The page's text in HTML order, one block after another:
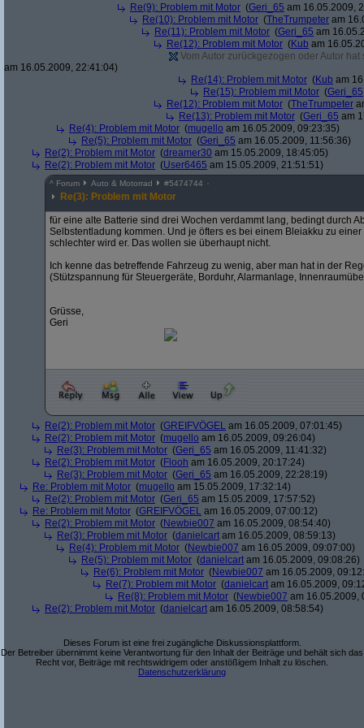
Re(9): Problem mit Motor (Geri_65 am 16.05.2009,
Re(10): Problem mit Motor (TheTrumpeter am
Re(11): Problem mit Motor (Geri_65 am
Re(12): Problem mit Motor (Kub am
Vom Autor zurückgezogen oder Autor
am 16.05.2009, 22:41:04)
Re(14): Problem mit Motor (Kub am
Re(15): Problem mit Motor (Geri_65
Re(12): Problem mit Motor (TheTrumpeter
Re(13): Problem mit Motor (Geri_65 am
Re(4): Problem mit Motor (mugello am 16.05.2009, 09:23:35)
Re(5): Problem mit Motor (Geri_65 am 16.05.2009, 11:56:36)
Re(2): Problem mit Motor (dreamer30 am 15.05.2009, 18:45:05)
Re(2): Problem mit Motor (User6465 am 15.05.2009, 21:51:51)
^ Forum Auto & Motorrad #5474744
Re(3): Problem mit Motor
für eine alte Batterie sind drei Wochen verdammt lang, bedingt durch
Selbstentladung kommen. Und je öfters es bei einem Bleiakku zu
schlechter wird er. Das wollen sie überhaupt nicht.
Ich kenne das betreffende Fahrzeug zu wenig, aber man hat in der
(Stützspannung für Steuergeräte, Borduhr, Alarmanlage,
Grüsse,
Geri
Re(2): Problem mit Motor (GREIFVÖGEL am 16.05.2009, 07:01:45)
Re(2): Problem mit Motor (mugello am 16.05.2009, 09:26:04)
Re(3): Problem mit Motor (Geri_65 am 16.05.2009, 11:41:32)
Re(2): Problem mit Motor (Flooh am 16.05.2009, 20:17:24)
Re(3): Problem mit Motor (Geri_65 am 16.05.2009, 22:28:19)
Re: Problem mit Motor (mugello am 15.05.2009, 17:32:14)
Re(2): Problem mit Motor (Geri_65 am 15.05.2009, 17:57:52)
Re: Problem mit Motor (GREIFVÖGEL am 16.05.2009, 07:00:12)
Re(2): Problem mit Motor (Newbie007 am 16.05.2009, 08:54:40)
Re(3): Problem mit Motor (danielcart am 16.05.2009, 08:59:13)
Re(4): Problem mit Motor (Newbie007 am 16.05.2009, 09:07:00)
Re(5): Problem mit Motor (danielcart am 16.05.2009, 09:08:26)
Re(6): Problem mit Motor (Newbie007 am 16.05.2009,
Re(7): Problem mit Motor (danielcart am 16.05.2009,
Re(8): Problem mit Motor (Newbie007 am 16.05.2009,
Re(2): Problem mit Motor (danielcart am 16.05.2009, 08:58:54)
Dieses Forum ist eine frei zugängliche Diskussionsplattform.
Der Betreiber übernimmt keine Verantwortung für den Inhalt der Beiträge und behält sich das
Recht vor, Beiträge mit rechtswidrigem oder anstößigem Inhalt zu löschen.
Datenschutzerklärung